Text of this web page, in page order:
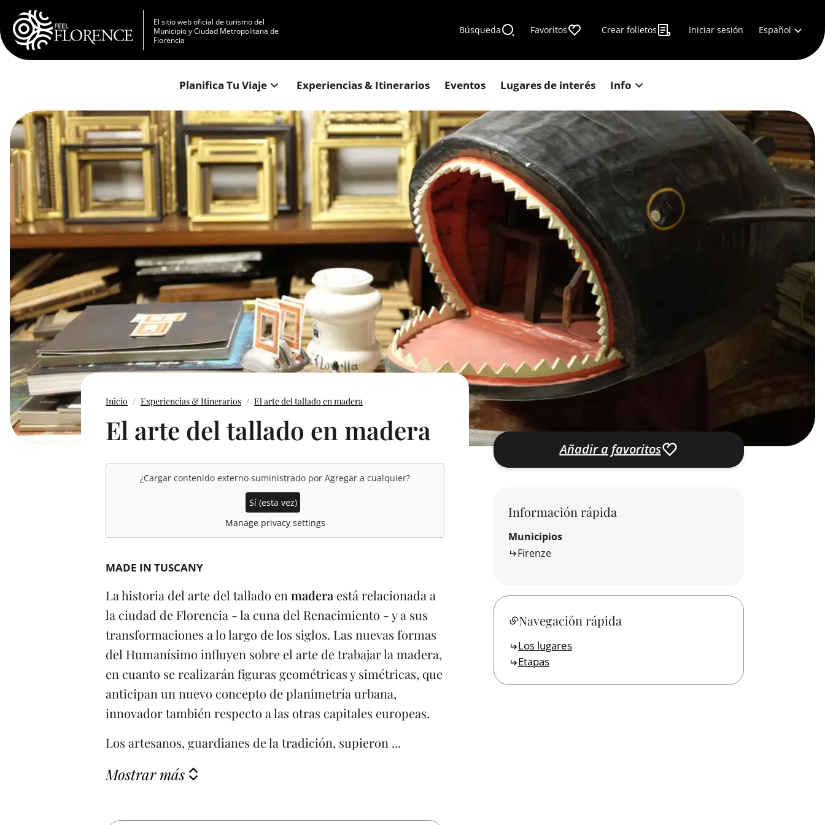
Pasar al contenido principal
El sitio web oficial de turismo del
Municipio y Ciudad Metropolitana de
Florencia
Búsqueda Favoritos Crear folletos Iniciar sesión Español
Planifica Tu Viaje Experiencias & Itinerarios Eventos Lugares de interés Info
Inicio Experiencias & Itinerarios El arte del tallado en madera
El arte del tallado en madera
¿Cargar contenido externo suministrado por Agregar a cualquier?
Sí (esta vez)
Manage privacy settings
MADE IN TUSCANY
La historia del arte del tallado enmadera está relacionada a
la ciudad de Florencia - la cuna del Renacimiento - y a sus
transformaciones a lo largo de los siglos. Las nuevas formas
del Humanísimo influyen sobre el arte de trabajar la madera,
en cuanto se realizarán figuras geométricas y simétricas, que
anticipan un nuevo concepto de planimetría urbana,
innovador también respecto a las otras capitales europeas.
Los artesanos, guardianes de la tradición, supieron ...
Mostrar más
Añadir a favoritos
Información rápida
Municipios
Firenze
Navegación rápida
Los lugares
Etapas